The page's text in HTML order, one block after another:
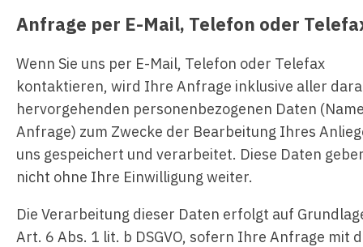
Anfrage per E-Mail, Telefon oder
Wenn Sie uns per E-Mail, Telefon oder Telefax
kontaktieren, wird Ihre Anfrage inklusive aller
hervorgehenden personenbezogenen Daten
Anfrage) zum Zwecke der Bearbeitung Ihres
uns gespeichert und verarbeitet. Diese Daten
nicht ohne Ihre Einwilligung weiter.
Die Verarbeitung dieser Daten erfolgt auf
Art. 6 Abs. 1 lit. b DSGVO, sofern Ihre Anfrage mit